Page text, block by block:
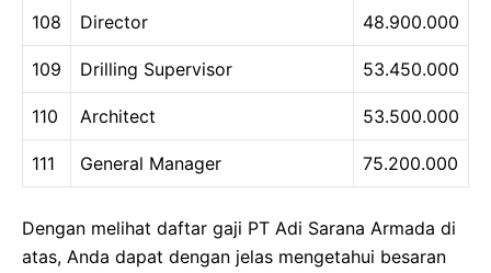
108 Director 48.900.000
109 Drilling Supervisor 53.450.000
110 Architect 53.500.000
111 General Manager 75.200.000
Dengan melihat daftar gaji PT Adi Sarana Armada di
atas, Anda dapat dengan jelas mengetahui besaran